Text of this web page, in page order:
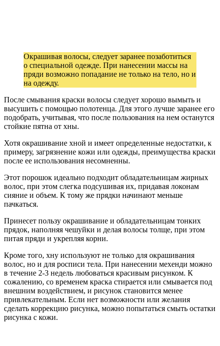
Окрашивая волосы, следует заранее позаботиться
о специальной одежде. При нанесении массы на
пряди возможно попадание не только на тело, но и
на одежду.
После смывания краски волосы следует хорошо вымыть и
высушить с помощью полотенца. Для этого лучше заранее его
подобрать, учитывая, что после пользования на нем останутся
стойкие пятна от хны.
Хотя окрашивание хной и имеет определенные недостатки, к
примеру, загрязнение кожи или одежды, преимущества краски
после ее использования несомненны.
Этот порошок идеально подходит обладательницам жирных
волос, при этом слегка подсушивая их, придавая локонам
сияние и объем. К тому же прядки начинают меньше
пачкаться.
Принесет пользу окрашивание и обладательницам тонких
прядок, наполняя чешуйки и делая волосы толще, при этом
питая пряди и укрепляя корни.
Кроме того, хну используют не только для окрашивания
волос, но и для росписи тела. При нанесении мехенди можно
в течение 2-3 недель любоваться красивым рисунком. К
сожалению, со временем краска стирается или смывается под
внешним воздействием, и рисунок становится менее
привлекательным. Если нет возможности или желания
сделать коррекцию рисунка, можно попытаться смыть остатки
рисунка с кожи.